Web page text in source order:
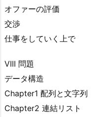
オファーの評価
交渉
仕事をしていく上で
VIII 問題
データ構造
Chapter1 配列と文字列
Chapter2 連結リスト